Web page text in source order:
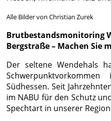
Alle Bilder von Christian Zurek
Brutbestandsmonitoring
Bergstraße – Machen Sie
Der seltene Wendehals
Südhessen. Seit
im NABU für den Schutz
Spechtart in unserer